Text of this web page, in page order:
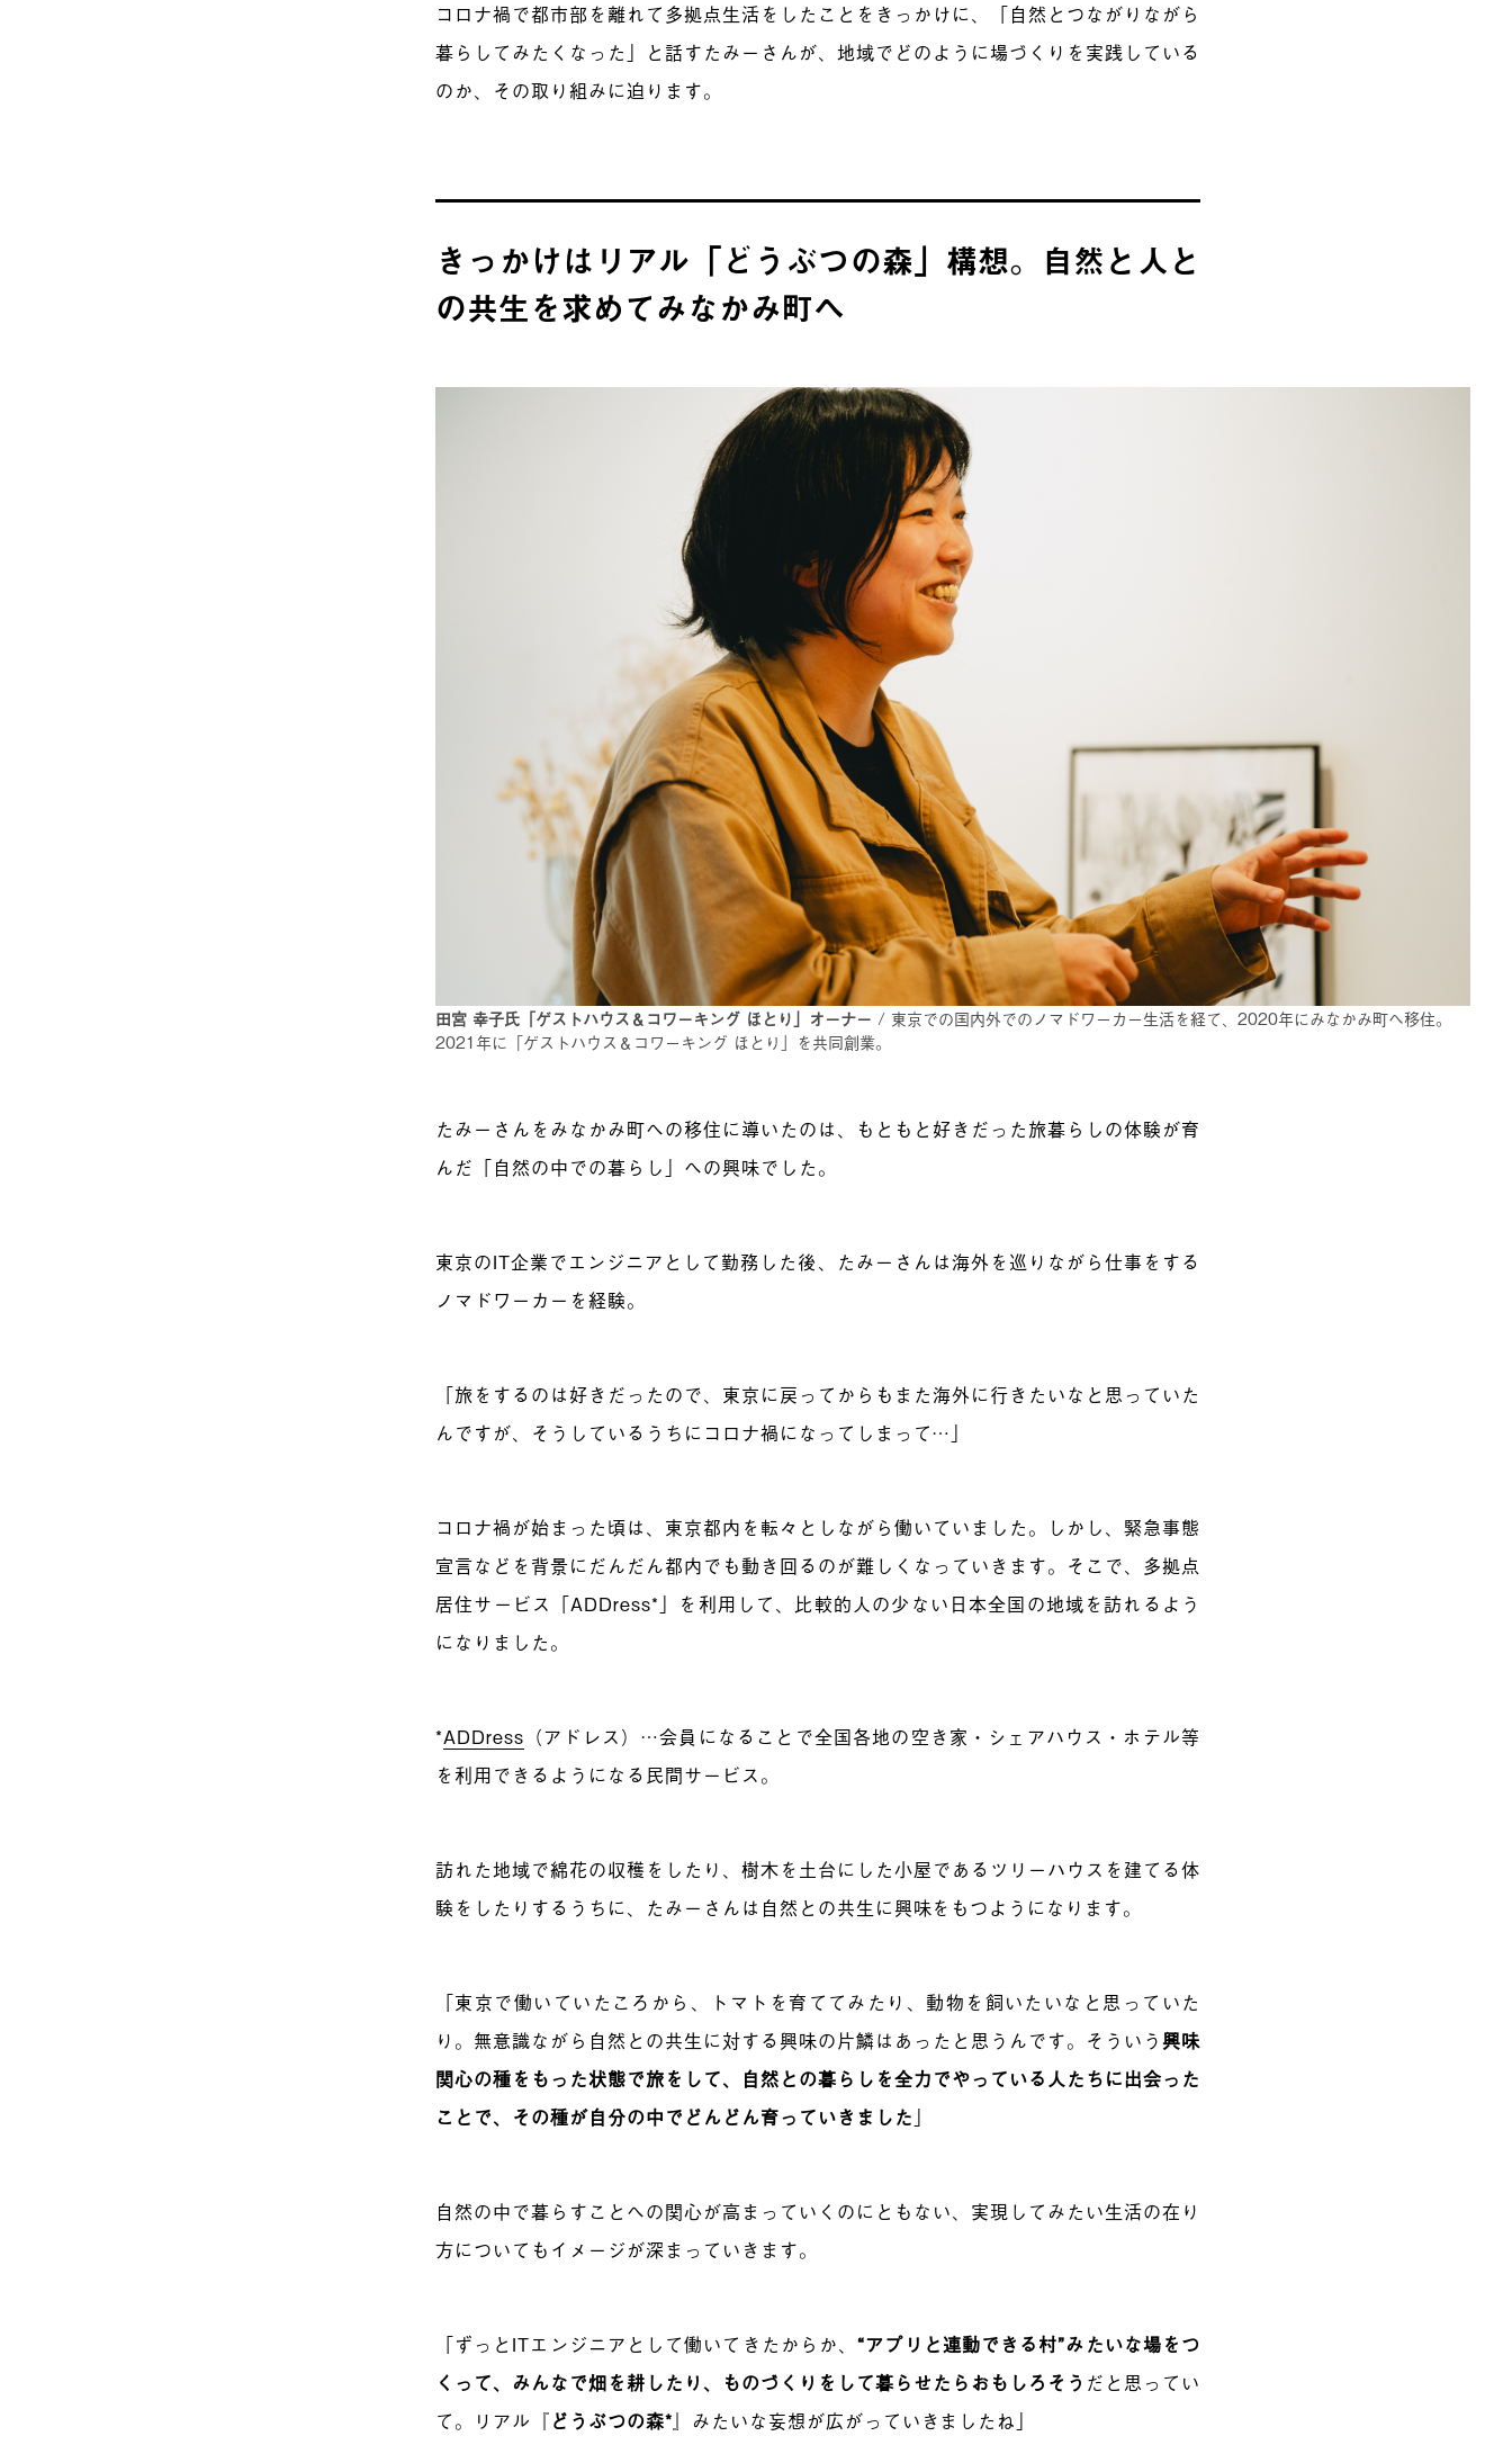
コロナ禍で都市部を離れて多拠点生活をしたことをきっかけに、「自然とつながりながら
暮らしてみたくなった」と話すたみーさんが、地域でどのように場づくりを実践している
のか、その取り組みに迫ります。
きっかけはリアル「どうぶつの森」構想。自然と人と
の共生を求めてみなかみ町へ
田宮 幸子氏「ゲストハウス＆コワーキング ほとり」オーナー / 東京での国内外でのノマドワーカー生活を経て、2020年にみなかみ町へ移住。
2021年に「ゲストハウス＆コワーキング ほとり」を共同創業。
たみーさんをみなかみ町への移住に導いたのは、もともと好きだった旅暮らしの体験が育
んだ「自然の中での暮らし」への興味でした。
東京のIT企業でエンジニアとして勤務した後、たみーさんは海外を巡りながら仕事をする
ノマドワーカーを経験。
「旅をするのは好きだったので、東京に戻ってからもまた海外に行きたいなと思っていた
んですが、そうしているうちにコロナ禍になってしまって…」
コロナ禍が始まった頃は、東京都内を転々としながら働いていました。しかし、緊急事態
宣言などを背景にだんだん都内でも動き回るのが難しくなっていきます。そこで、多拠点
居住サービス「ADDress*」を利用して、比較的人の少ない日本全国の地域を訪れるよう
になりました。
*ADDress （アドレス）…会員になることで全国各地の空き家・シェアハウス・ホテル等
を利用できるようになる民間サービス。
訪れた地域で綿花の収穫をしたり、樹木を土台にした小屋であるツリーハウスを建てる体
験をしたりするうちに、たみーさんは自然との共生に興味をもつようになります。
「東京で働いていたころから、トマトを育ててみたり、動物を飼いたいなと思っていた
り。無意識ながら自然との共生に対する興味の片鱗はあったと思うんです。そういう興味
関心の種をもった状態で旅をして、自然との暮らしを全力でやっている人たちに出会った
ことで、その種が自分の中でどんどん育っていきました 」
自然の中で暮らすことへの関心が高まっていくのにともない、実現してみたい生活の在り
方についてもイメージが深まっていきます。
「ずっとITエンジニアとして働いてきたからか、“アプリと連動できる村”みたいな場をつ
くって、みんなで畑を耕したり、ものづくりをして暮らせたらおもしろそう だと思ってい
て。リアル『どうぶつの森*』みたいな妄想が広がっていきましたね」